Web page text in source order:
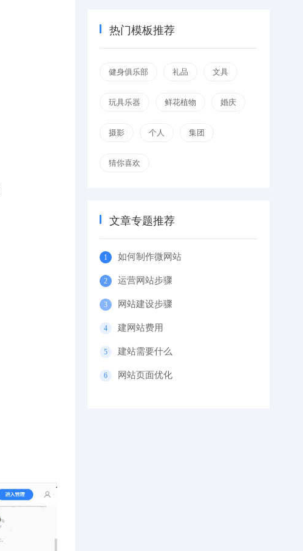
热门模板推荐
健身俱乐部 礼品 文具
玩具乐器 鲜花植物 婚庆
摄影 个人 集团
猜你喜欢
文章专题推荐
如何制作微网站
运营网站步骤
网站建设步骤
建网站费用
建站需要什么
网站页面优化